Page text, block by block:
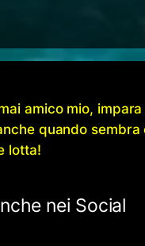
amico mio,
quando sembra
lotta!
nei Social